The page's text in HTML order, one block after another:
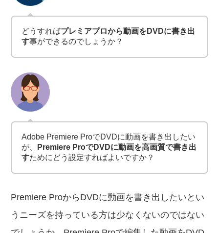
どうすればプレミアプロから動画をDVDに書き出
す事ができるのでしょうか？
Adobe Premiere ProでDVDに動画を書き出したい
が、
Premiere ProでDVDに動画を高画質で書き出
すためにどう設定すればよいですか？
Premiere ProからDVDに動画を書き出したいとい
うニーズを持っている方は少なくないのではない